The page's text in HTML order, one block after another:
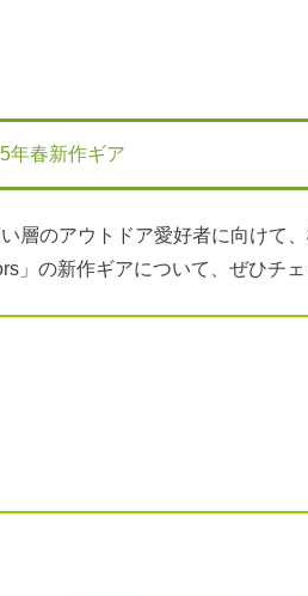
年春新作ギア
層のアウトドア愛好者に向けて
」の新作ギアについて、ぜひチェ